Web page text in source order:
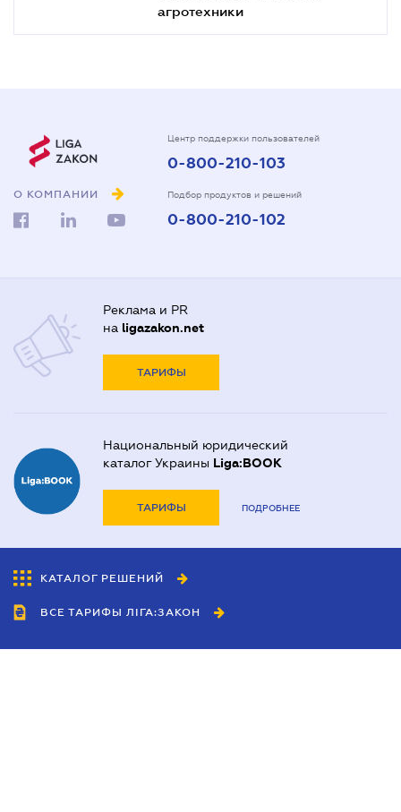
агротехники
О КОМПАНИИ
Центр поддержки пользователей
0-800-210-103
Подбор продуктов и решений
0-800-210-102
Реклама и PR
на ligazakon.net
ТАРИФЫ
Национальный юридический
каталог Украины Liga:BOOK
ТАРИФЫ ПОДРОБНЕЕ
КАТАЛОГ РЕШЕНИЙ
ВСЕ ТАРИФЫ ЛІГА:ЗАКОН